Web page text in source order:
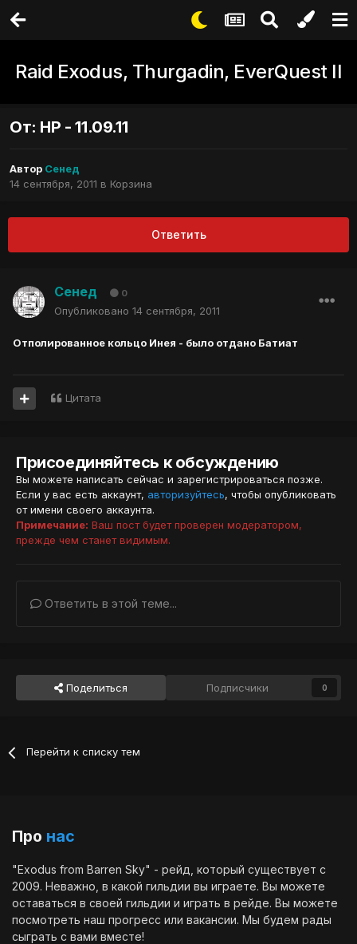
Raid Exodus, Thurgadin, EverQuest II
От: НР - 11.09.11
Автор Сенед
14 сентября, 2011 в Корзина
Ответить
Сенед 0
Опубликовано 14 сентября, 2011
Отполированное кольцо Инея - было отдано Батиат
Цитата
Присоединяйтесь к обсуждению
Вы можете написать сейчас и зарегистрироваться позже.
Если у вас есть аккаунт, авторизуйтесь, чтобы опубликовать
от имени своего аккаунта.
Примечание: Ваш пост будет проверен модератором,
прежде чем станет видимым.
Ответить в этой теме...
Поделиться Подписчики 0
Перейти к списку тем
Про нас
"Exodus from Barren Sky" - рейд, который существует с
2009. Неважно, в какой гильдии вы играете. Вы можете
оставаться в своей гильдии и играть в рейде. Вы можете
посмотреть наш прогресс или вакансии. Мы будем рады
сыграть с вами вместе!